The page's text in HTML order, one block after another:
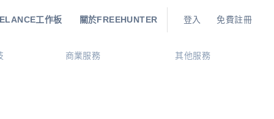
工作板 關於FREEHUNTER 登入 免費註冊
商業服務 其他服務